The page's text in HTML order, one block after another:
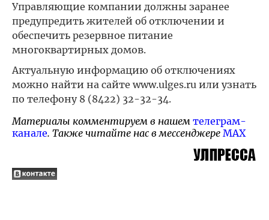
Управляющие компании должны заранее
предупредить жителей об отключении и
обеспечить резервное питание
многоквартирных домов.
Актуальную информацию об отключениях
можно найти на сайте www.ulges.ru или узнать
по телефону 8 (8422) 32-32-34.
Материалы комментируем в нашем телеграм-
канале. Также читайте нас в мессенджере MAX